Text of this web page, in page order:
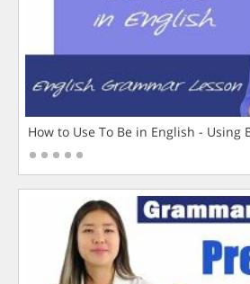
How to Use To Be in English - Using